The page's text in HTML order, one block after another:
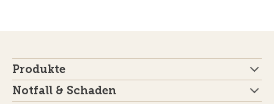
Produkte
Notfall & Schaden